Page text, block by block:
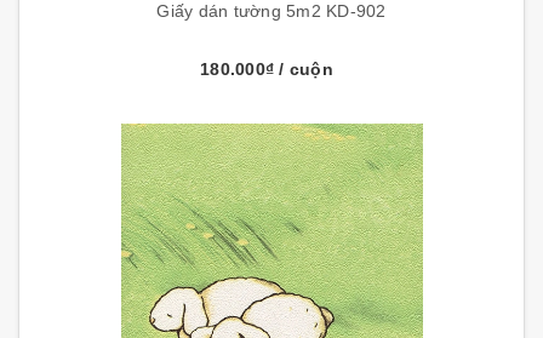
Giấy dán tường 5m2 KD-902
180.000₫/ cuộn